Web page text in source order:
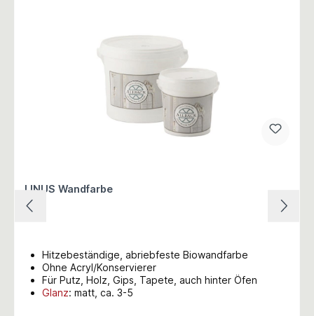
LINUS Wandfarbe
Hitzebeständige, abriebfeste Biowandfarbe
Ohne Acryl/Konservierer
Für Putz, Holz, Gips, Tapete, auch hinter Öfen
Glanz: matt, ca. 3-5